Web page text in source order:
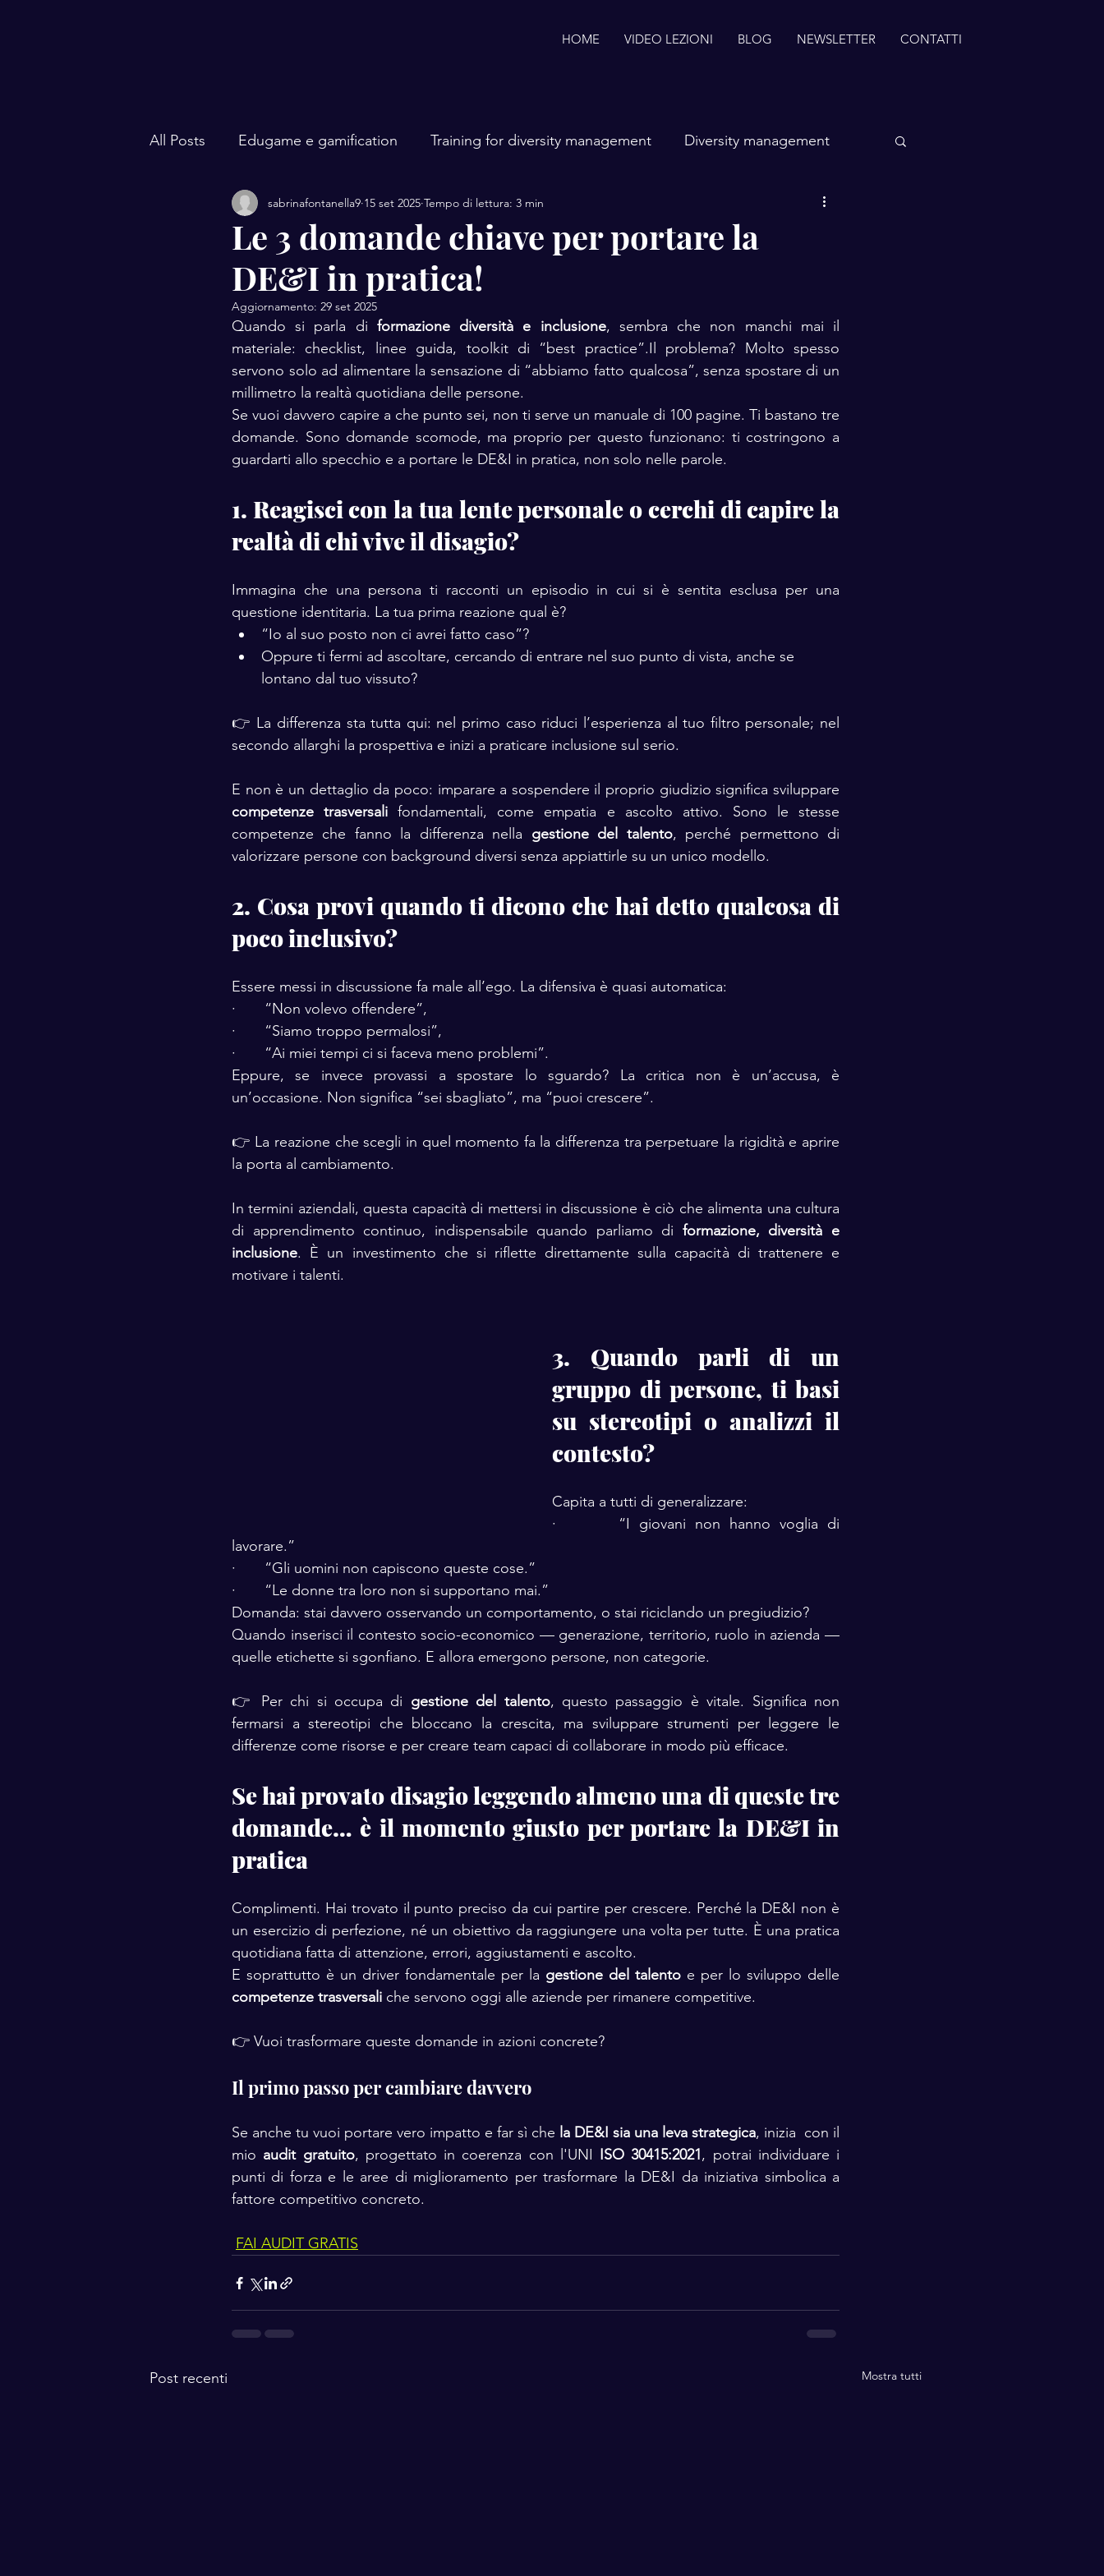
HOME VIDEO LEZIONI BLOG NEWSLETTER CONTATTI
All Posts Edugame e gamification Training for diversity management Diversity management
Questioni di genere Diversity e Inclusion mentoring
Le 3 domande chiave per portare la
DE&I in pratica!
sabrinafontanella9 15 set 2025 Tempo di lettura: 3 min
Aggiornamento: 29 set 2025
Quando si parla di formazione diversità e inclusione, sembra che non manchi mai il
materiale: checklist, linee guida, toolkit di “best practice”.Il problema? Molto spesso
servono solo ad alimentare la sensazione di “abbiamo fatto qualcosa”, senza spostare di un
millimetro la realtà quotidiana delle persone.
Se vuoi davvero capire a che punto sei, non ti serve un manuale di 100 pagine. Ti bastano tre
domande. Sono domande scomode, ma proprio per questo funzionano: ti costringono a
guardarti allo specchio e a portare le DE&I in pratica, non solo nelle parole.
1. Reagisci con la tua lente personale o cerchi di capire la
realtà di chi vive il disagio?
Immagina che una persona ti racconti un episodio in cui si è sentita esclusa per una
questione identitaria. La tua prima reazione qual è?
“Io al suo posto non ci avrei fatto caso”?
Oppure ti fermi ad ascoltare, cercando di entrare nel suo punto di vista, anche se
lontano dal tuo vissuto?
👉 La differenza sta tutta qui: nel primo caso riduci l’esperienza al tuo filtro personale; nel
secondo allarghi la prospettiva e inizi a praticare inclusione sul serio.
competenze trasversali fondamentali, come empatia e ascolto attivo. Sono le stesse
competenze che fanno la differenza nella gestione del talento, perché permettono di
valorizzare persone con background diversi senza appiattirle su un unico modello.
2. Cosa provi quando ti dicono che hai detto qualcosa di
poco inclusivo?
Essere messi in discussione fa male all’ego. La difensiva è quasi automatica:
·       “Non volevo offendere”,
·       “Siamo troppo permalosi”,
·       “Ai miei tempi ci si faceva meno problemi”.
Eppure, se invece provassi a spostare lo sguardo? La critica non è un’accusa, è
un’occasione. Non significa “sei sbagliato”, ma “puoi crescere”.
👉 La reazione che scegli in quel momento fa la differenza tra perpetuare la rigidità e aprire
la porta al cambiamento.
In termini aziendali, questa capacità di mettersi in discussione è ciò che alimenta una cultura
di apprendimento continuo, indispensabile quando parliamo di formazione, diversità e
inclusione. È un investimento che si riflette direttamente sulla capacità di trattenere e
motivare i talenti.
3. Quando parli di un
gruppo di persone, ti basi
su stereotipi o analizzi il
contesto?
Capita a tutti di generalizzare:
·       “I giovani non hanno voglia di
lavorare.”
·       “Gli uomini non capiscono queste cose.”
·       “Le donne tra loro non si supportano mai.”
Domanda: stai davvero osservando un comportamento, o stai riciclando un pregiudizio?
Quando inserisci il contesto socio-economico — generazione, territorio, ruolo in azienda —
quelle etichette si sgonfiano. E allora emergono persone, non categorie.
👉 Per chi si occupa di gestione del talento, questo passaggio è vitale. Significa non
fermarsi a stereotipi che bloccano la crescita, ma sviluppare strumenti per leggere le
differenze come risorse e per creare team capaci di collaborare in modo più efficace.
Se hai provato disagio leggendo almeno una di queste tre
domande… è il momento giusto per portare la DE&I in
pratica
Complimenti. Hai trovato il punto preciso da cui partire per crescere. Perché la DE&I non è
un esercizio di perfezione, né un obiettivo da raggiungere una volta per tutte. È una pratica
quotidiana fatta di attenzione, errori, aggiustamenti e ascolto.
E soprattutto è un driver fondamentale per la gestione del talento
competenze trasversali che servono oggi alle aziende per rimanere competitive.
👉 Vuoi trasformare queste domande in azioni concrete?
Il primo passo per cambiare davvero
Se anche tu vuoi portare vero impatto e far sì che la DE&I sia una leva strategica, inizia con il
mio audit gratuito, progettato in coerenza con l'UNI ISO 30415:2021, potrai individuare i
punti di forza e le aree di miglioramento per trasformare la DE&I da iniziativa simbolica a
fattore competitivo concreto.
FAI AUDIT GRATIS
Post recenti Mostra tutti